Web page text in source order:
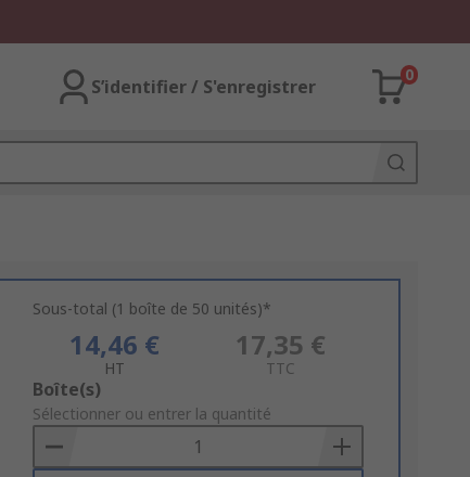
S’identifier / S'enregistrer
0
Sous-total (1 boîte de 50 unités)*
14,46 €
HT
17,35 €
TTC
Add
to
Basket
Boîte(s)
Sélectionner ou entrer la quantité